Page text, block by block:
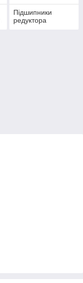
Підшипники
редуктора